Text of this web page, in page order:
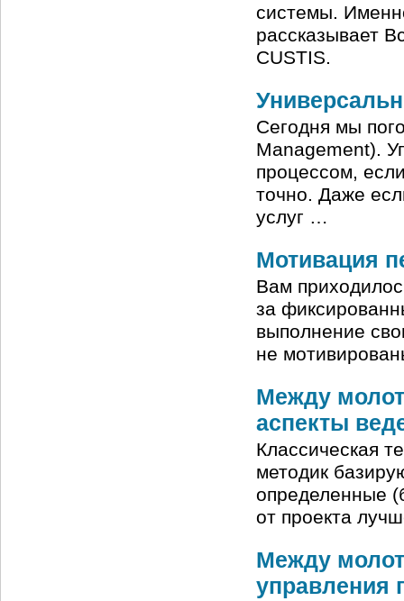
системы.
рассказывает
CUSTIS.
Сегодня мы
Management).
процессом,
точно. Даже
услуг …
Мотивация
Вам
за
выполнение
не
Между
аспекты
Классическая
методик
определенные
от проекта
Между
управления